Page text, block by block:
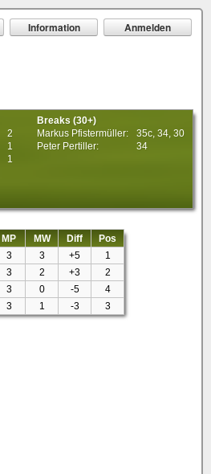
Information Anmelden
2
1
1
Breaks (30+)
Markus Pfistermüller:
35c, 34, 30
Peter Pertiller:
34
MP MW Diff
Pos
3 3 +5
1
3 2 +3
2
3 0 -5
4
3 1 -3 3